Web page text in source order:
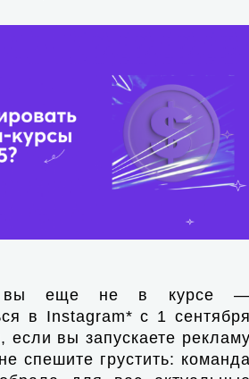
вы еще не в курсе
в Instagram* с 1
если вы запускаете
спешите грустить: